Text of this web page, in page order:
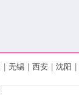
无锡 西安 沈阳